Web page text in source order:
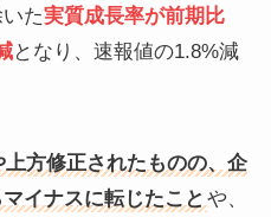
た実質成長率が前期比
となり、速報値の1.8%減
方修正されたものの、企
イナスに転じたこと や、